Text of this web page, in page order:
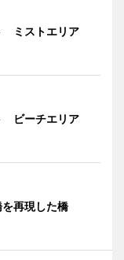
ミストエリア
ビーチエリア
再現した橋